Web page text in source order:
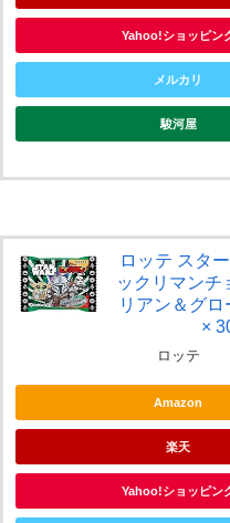
Yahoo!ショッピン
メルカリ
駿河屋
ロッテ スタ
ックリマンチ
リアン＆グロ
×
ロッテ
Amazon
楽天
Yahoo!ショッピン